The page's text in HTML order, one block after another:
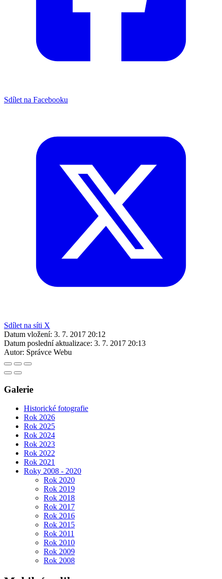
Sdílet na Facebooku
Sdílet na síti X
Datum vložení: 3. 7. 2017 20:12
Datum poslední aktualizace: 3. 7. 2017 20:13
Autor: Správce Webu
Galerie
Historické fotografie
Rok 2026
Rok 2025
Rok 2024
Rok 2023
Rok 2022
Rok 2021
Roky 2008 - 2020
Rok 2020
Rok 2019
Rok 2018
Rok 2017
Rok 2016
Rok 2015
Rok 2011
Rok 2010
Rok 2009
Rok 2008